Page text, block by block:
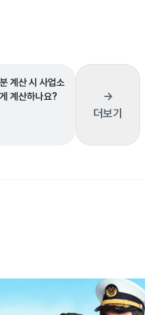
계산 시 사업소
계산하나요?
→
더보기